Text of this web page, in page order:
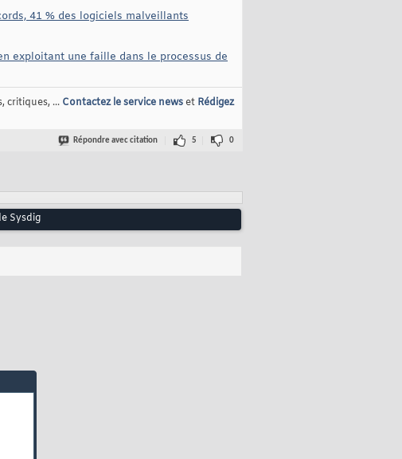
41 % des logiciels malveillants
exploitant une faille dans le processus de
critiques, ... Contactez le service newset Rédigez
Répondre avec citation 5 0
Sysdig